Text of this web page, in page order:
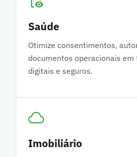
Saúde
Otimize consentimentos,
documentos operacionais em
digitais e seguros.
Imobiliário